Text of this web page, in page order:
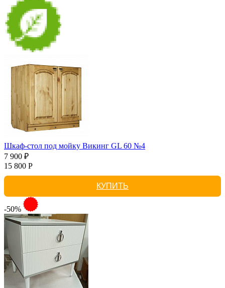
Шкаф-стол под мойку Викинг GL 60 №4
7 900 ₽
15 800 Р
КУПИТЬ
-50%